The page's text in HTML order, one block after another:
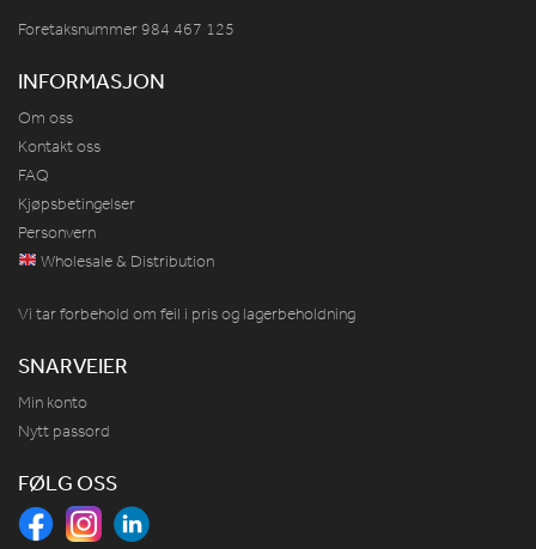
Foretaksnummer 984 467 125
INFORMASJON
Om oss
Kontakt oss
FAQ
Kjøpsbetingelser
Personvern
Wholesale & Distribution
Vi tar forbehold om feil i pris og lagerbeholdning
SNARVEIER
Min konto
Nytt passord
FØLG OSS